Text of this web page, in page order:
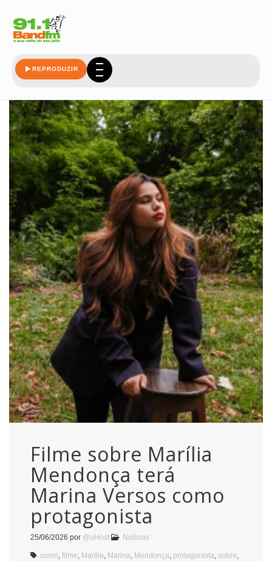
REPRODUZIR
Filme sobre Marília
Mendonça terá
Marina Versos como
protagonista
25/06/2026 por @uHost Notícias
como, filme, Marília, Marina, Mendonça, protagonista, sobre,